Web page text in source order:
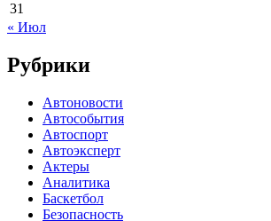
31
« Июл
Рубрики
Автоновости
Автособытия
Автоспорт
Автоэксперт
Актеры
Аналитика
Баскетбол
Безопасность